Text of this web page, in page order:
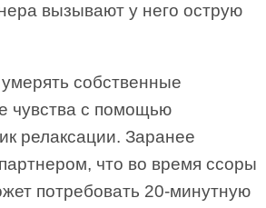
вызывают у него острую
собственные
чувства с помощью
релаксации. Заранее
что во время ссоры
потребовать 20-минутную